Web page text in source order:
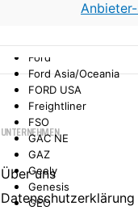
Ford
Ford Asia/Oceania
FORD USA
Freightliner
FSO
GAC NE
GAZ
Geely
Genesis
GEO
UNTERNEHMEN
Über uns
Datenschutzerklärung